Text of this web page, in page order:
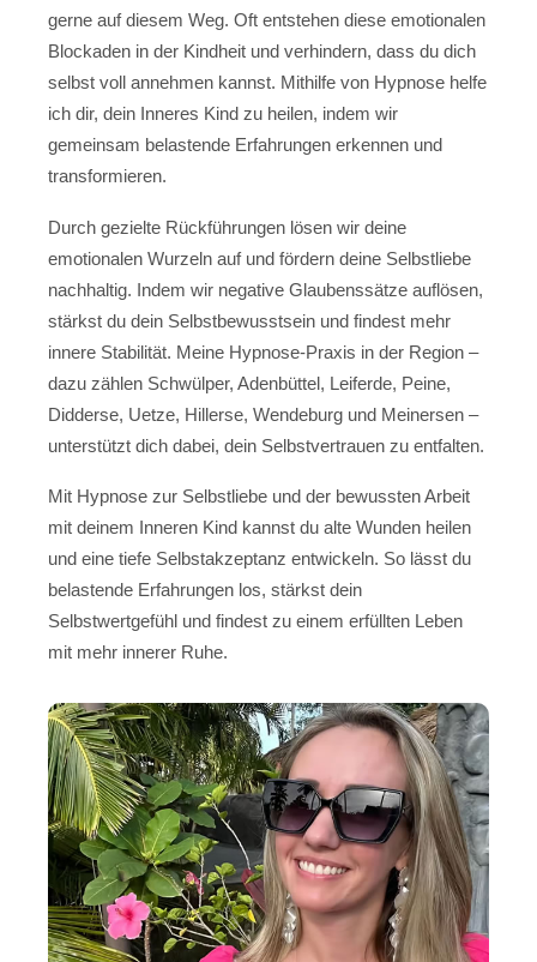
gerne auf diesem Weg. Oft entstehen diese emotionalen
Blockaden in der Kindheit und verhindern, dass du dich
selbst voll annehmen kannst. Mithilfe von Hypnose helfe
ich dir, dein Inneres Kind zu heilen, indem wir
gemeinsam belastende Erfahrungen erkennen und
transformieren.
Durch gezielte Rückführungen lösen wir deine
emotionalen Wurzeln auf und fördern deine Selbstliebe
nachhaltig. Indem wir negative Glaubenssätze auflösen,
stärkst du dein Selbstbewusstsein und findest mehr
innere Stabilität. Meine Hypnose-Praxis in der Region –
dazu zählen Schwülper, Adenbüttel, Leiferde, Peine,
Didderse, Uetze, Hillerse, Wendeburg und Meinersen –
unterstützt dich dabei, dein Selbstvertrauen zu entfalten.
Mit Hypnose zur Selbstliebe und der bewussten Arbeit
mit deinem Inneren Kind kannst du alte Wunden heilen
und eine tiefe Selbstakzeptanz entwickeln. So lässt du
belastende Erfahrungen los, stärkst dein
Selbstwertgefühl und findest zu einem erfüllten Leben
mit mehr innerer Ruhe.